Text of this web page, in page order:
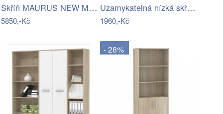
Skříň MAURUS NEW MA52 Tempo Kondela
5850,-Kč
Uzamykatelná nízká skříňka 20D2 - DR
1960,-Kč
- 28%